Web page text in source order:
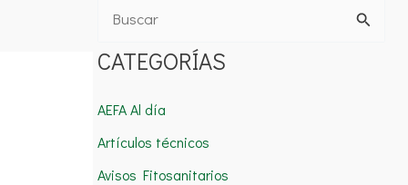
u
c
a
r
CATEGORÍAS
AEFA Al día
Artículos técnicos
Avisos Fitosanitarios